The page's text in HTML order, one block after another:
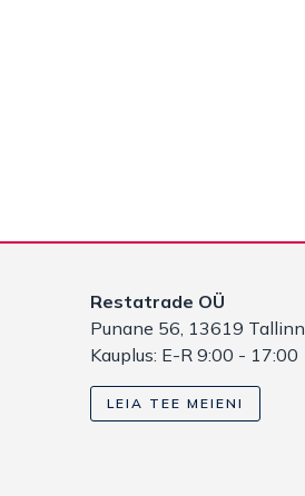
Restatrade OÜ
Punane 56, 13619 Tallinn
Kauplus: E-R 9:00 - 17:00
LEIA TEE MEIENI